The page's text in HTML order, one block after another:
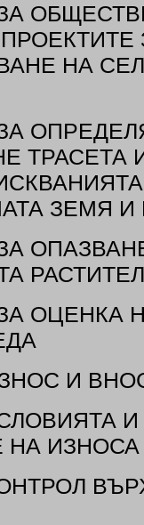
НА
ТРАСЕТА
ЗЕМЯ
ОЦЕНКА
И
НА